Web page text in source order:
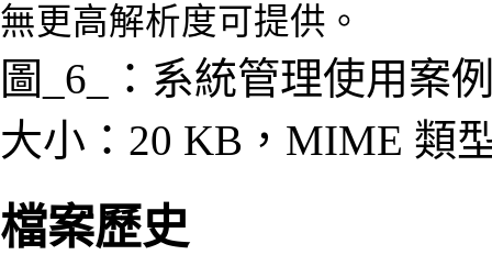
無更高解析度可提供。
圖_6_：系統管理使用案
大小：20 KB，MIME 類
檔案歷史